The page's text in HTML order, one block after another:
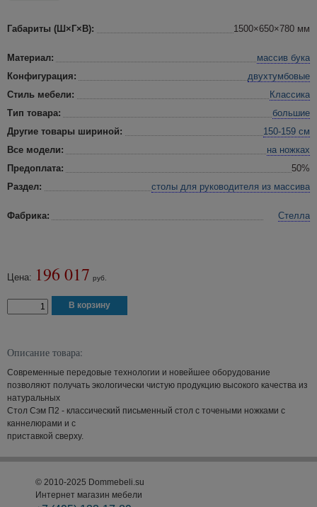
Габариты (Ш×Г×В): 1500×650×780 мм
Материал:
массив бука
Конфигурация:
двухтумбовые
Стиль мебели:
Классика
Тип товара:
большие
Другие товары шириной:
150-159 см
Все модели:
на ножках
Предоплата:
50%
Раздел:
столы для руководителя из массива
Фабрика: Стелла
Цена: 196 017 руб.
Описание товара:
Современные передовые технологии и новейшее оборудование
позволяют получать экологически чистую продукцию высокого качества из
натуральных
Стол Сэм П2 - классический письменный стол с точеными ножками с
каннелюрами и с
приставкой сверху.
© 2010-2025 Dommebeli.su
Интернет магазин мебели